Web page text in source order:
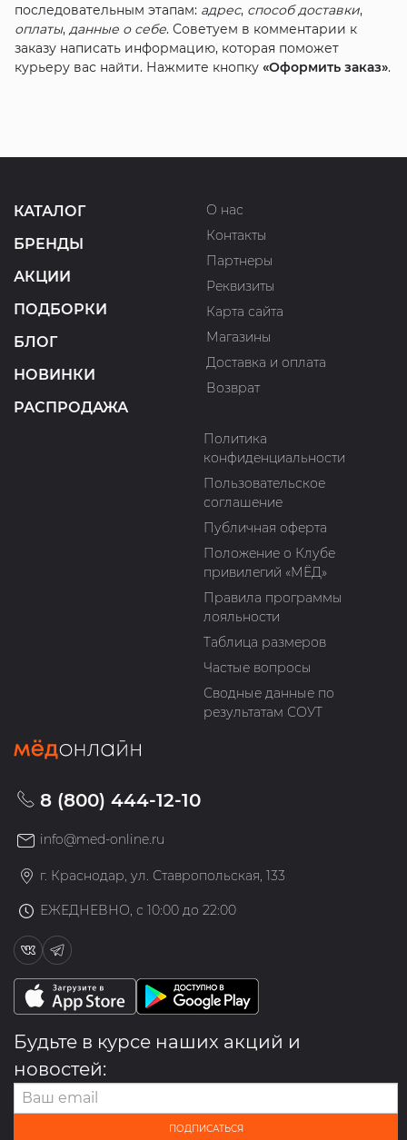
последовательным этапам: адрес, способ доставки,
оплаты, данные о себе. Советуем в комментарии к
заказу написать информацию, которая поможет
курьеру вас найти. Нажмите кнопку «Оформить заказ».
КАТАЛОГ
БРЕНДЫ
АКЦИИ
ПОДБОРКИ
БЛОГ
НОВИНКИ
РАСПРОДАЖА
О нас
Контакты
Партнеры
Реквизиты
Карта сайта
Магазины
Доставка и оплата
Возврат
Политика
конфиденциальности
Пользовательское
соглашение
Публичная оферта
Положение о Клубе
привилегий «МЁД»
Правила программы
лояльности
Таблица размеров
Частые вопросы
Сводные данные по
результатам СОУТ
8 (800) 444-12-10
info@med-online.ru
г. Краснодар, ул. Ставропольская, 133
ЕЖЕДНЕВНО, с 10:00 до 22:00
Будьте в курсе наших акций и
новостей:
ПОДПИСАТЬСЯ